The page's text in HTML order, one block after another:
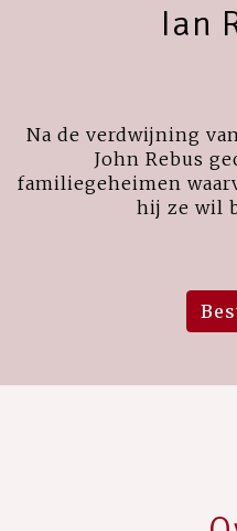
Ian
Na de verdwijning
John Rebus
familiegeheimen
hij ze wil